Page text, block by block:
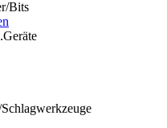
Bits